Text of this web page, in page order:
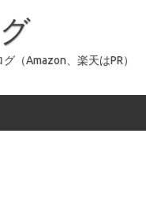
（Amazon、楽天はPR）